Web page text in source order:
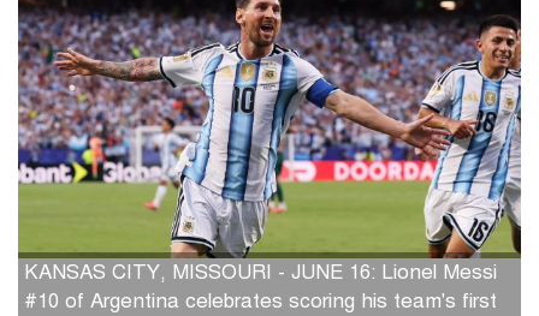
KANSAS CITY, MISSOURI - JUNE 16: Lionel Messi
#10 of Argentina celebrates scoring his team's first